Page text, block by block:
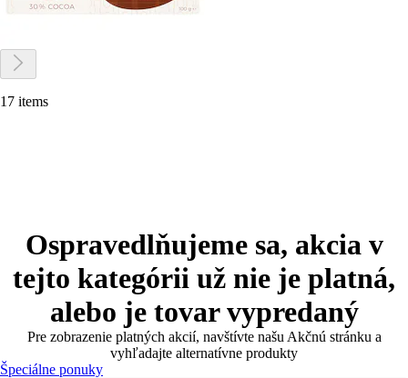
17 items
Ospravedlňujeme sa, akcia v
tejto kategórii už nie je platná,
alebo je tovar vypredaný
Pre zobrazenie platných akcií, navštívte našu Akčnú stránku a
vyhľadajte alternatívne produkty
Špeciálne ponuky